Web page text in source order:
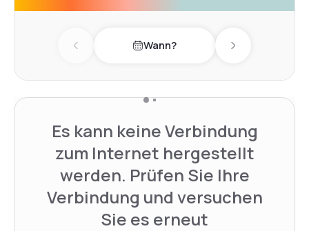
Previous day Wann? Next day
Es kann keine Verbindung
zum Internet hergestellt
werden. Prüfen Sie Ihre
Verbindung und versuchen
Sie es erneut